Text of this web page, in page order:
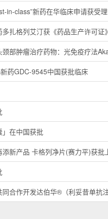
in-class”新药在华临床申请获受理
扎格列艾汀获《药品生产许可证
部肿瘤治疗药物：光免疫疗法
药GDC-9545中国获批临床
」在中国获批
新产品 卡格列净片(赛力平)获批
合作开发达伯华®（利妥昔单抗